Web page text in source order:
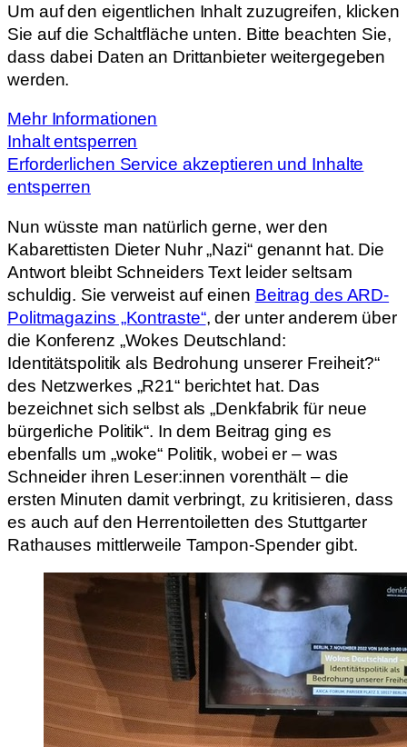
Um auf den eigentlichen Inhalt zuzugreifen, klicken
Sie auf die Schaltfläche unten. Bitte beachten Sie,
dass dabei Daten an Drittanbieter weitergegeben
werden.
Mehr Informationen
Inhalt entsperren
Erforderlichen Service akzeptieren und Inhalte
entsperren
Nun wüsste man natürlich gerne, wer den
Kabarettisten Dieter Nuhr „Nazi“ genannt hat. Die
Antwort bleibt Schneiders Text leider seltsam
schuldig. Sie verweist auf einen Beitrag des ARD-
Politmagazins „Kontraste“, der unter anderem über
die Konferenz „Wokes Deutschland:
Identitätspolitik als Bedrohung unserer Freiheit?“
des Netzwerkes „R21“ berichtet hat. Das
bezeichnet sich selbst als „Denkfabrik für neue
bürgerliche Politik“. In dem Beitrag ging es
ebenfalls um „woke“ Politik, wobei er – was
Schneider ihren Leser:innen vorenthält – die
ersten Minuten damit verbringt, zu kritisieren, dass
es auch auf den Herrentoiletten des Stuttgarter
Rathauses mittlerweile Tampon-Spender gibt.